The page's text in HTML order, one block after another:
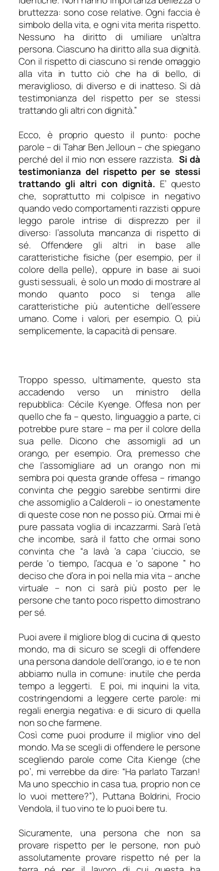
bruttezza: sono cose relative. Ogni faccia è
simbolo della vita, e ogni vita merita rispetto.
Nessuno ha diritto di umiliare un’altra
persona. Ciascuno ha diritto alla sua dignità.
Con il rispetto di ciascuno si rende omaggio
alla vita in tutto ciò che ha di bello, di
meraviglioso, di diverso e di inatteso. Si dà
testimonianza del rispetto per se stessi
trattando gli altri con dignità.”
Ecco, è proprio questo il punto: poche
parole – di Tahar Ben Jelloun – che spiegano
perché del il mio non essere razzista. Si dà
testimonianza del rispetto per se stessi
trattando gli altri con dignità. E’ questo
che, soprattutto mi colpisce in negativo
quando vedo comportamenti razzisti oppure
leggo parole intrise di disprezzo per il
diverso: l’assoluta mancanza di rispetto di
sé. Offendere gli altri in base alle
caratteristiche fisiche (per esempio, per il
colore della pelle), oppure in base ai suoi
gusti sessuali, è solo un modo di mostrare al
mondo quanto poco si tenga alle
caratteristiche più autentiche dell’essere
umano. Come i valori, per esempio. O, più
semplicemente, la capacità di pensare.
Troppo spesso, ultimamente, questo sta
accadendo verso un ministro della
repubblica: Cécile Kyenge. Offesa non per
quello che fa – questo, linguaggio a parte, ci
potrebbe pure stare – ma per il colore della
sua pelle. Dicono che assomigli ad un
orango, per esempio. Ora, premesso che
che l’assomigliare ad un orango non mi
sembra poi questa grande offesa – rimango
convinta che peggio sarebbe sentirmi dire
che assomiglio a Calderoli – io onestamente
di queste cose non ne posso più. Ormai mi è
pure passata voglia di incazzarmi. Sarà l’età
che incombe, sarà il fatto che ormai sono
convinta che “a lavà ‘a capa ‘ciuccio, se
perde ‘o tiempo, l’acqua e ‘o sapone ” ho
deciso che d’ora in poi nella mia vita – anche
virtuale – non ci sarà più posto per le
persone che tanto poco rispetto dimostrano
per sé.
Puoi avere il migliore blog di cucina di questo
mondo, ma di sicuro se scegli di offendere
una persona dandole dell’orango, io e te non
abbiamo nulla in comune: inutile che perda
tempo a leggerti. E poi, mi inquini la vita,
costringendomi a leggere certe parole: mi
regali energia negativa: e di sicuro di quella
non so che farmene.
Così come puoi produrre il miglior vino del
mondo. Ma se scegli di offendere le persone
scegliendo parole come Cita Kienge (che
po’, mi verrebbe da dire: “Ha parlato Tarzan!
Ma uno specchio in casa tua, proprio non ce
lo vuoi mettere?”), Puttana Boldrini, Frocio
Vendola, il tuo vino te lo puoi bere tu.
Sicuramente, una persona che non sa
provare rispetto per le persone, non può
assolutamente provare rispetto né per la